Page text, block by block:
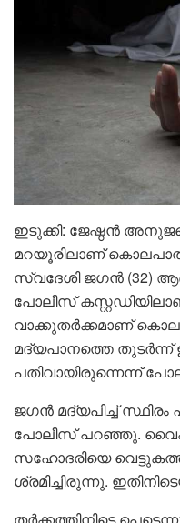
ഇടുക്കി: ജേഷ്ഠൻ
മറയൂരിലാണ്
സ്വദേശി ജഗൻ (32)
പോലീസ്
വാക്കുതർക്കമാണ്
മദ്യപാനത്തെ
പതിവായിരുന്നെന്ന്
ജഗൻ മദ്യപിച്ച്
പോലീസ് പറഞ്ഞു.
സഹോദരിയെ
ശ്രമിച്ചിരുന്നു.